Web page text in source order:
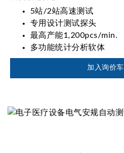
5站/2站高速测试
专用设计测试探头
最高产能1,200pcs/min.
多功能统计分析软体
加入询价车